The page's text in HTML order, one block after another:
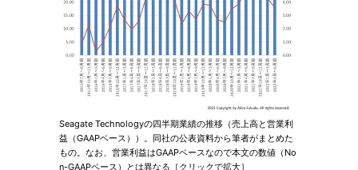
Seagate Technologyの四半期業績の推移（売上高と営業利
益（GAAPベース））。同社の公表資料から筆者がまとめた
もの。なお、営業利益はGAAPベースなので本文の数値（No
n-GAAPベース）とは異なる［クリックで拡大］